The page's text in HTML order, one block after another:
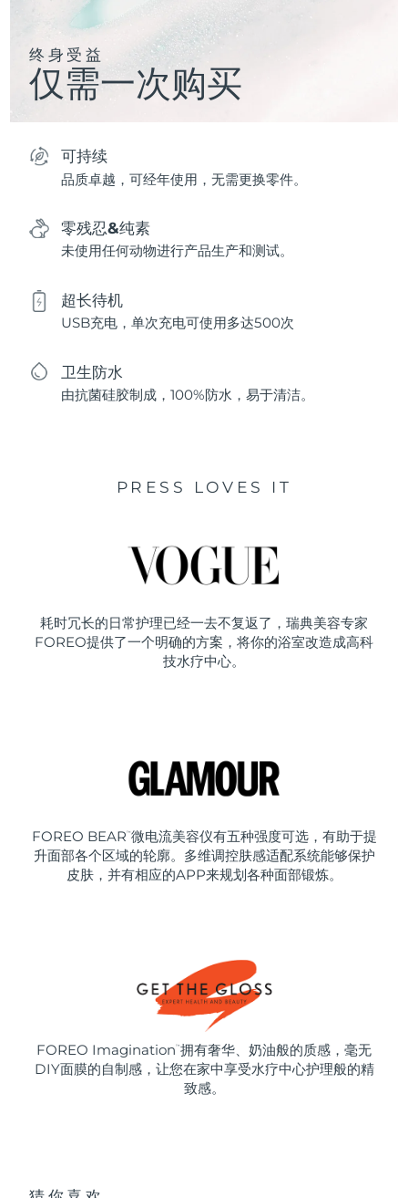
终身受益
仅需一次购买
可持续
品质卓越，可经年使用，无需更换零件。
零残忍&纯素
未使用任何动物进行产品生产和测试。
超长待机
USB充电，单次充电可使用多达500次
卫生防水
由抗菌硅胶制成，100%防水，易于清洁。
PRESS LOVES IT
耗时冗长的日常护理已经一去不复返了，瑞典美容专家
FOREO提供了一个明确的方案，将你的浴室改造成高科
技水疗中心。
FOREO BEAR ™ 微电流美容仪有五种强度可选，有助于提
升面部各个区域的轮廓。多维调控肤感适配系统能够保护
皮肤，并有相应的APP来规划各种面部锻炼。
FOREO Imagination ™ 拥有奢华、奶油般的质感，毫无
DIY面膜的自制感，让您在家中享受水疗中心护理般的精
致感。